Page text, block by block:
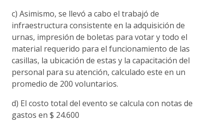
c) Asimismo, se llevó a cabo el trabajó de
infraestructura consistente en la adquisición de
urnas, impresión de boletas para votar y todo el
material requerido para el funcionamiento de las
casillas, la ubicación de estas y la capacitación del
personal para su atención, calculado este en un
promedio de 200 voluntarios.
d) El costo total del evento se calcula con notas de
gastos en $ 24.600